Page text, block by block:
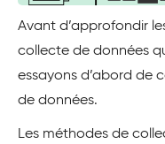
Avant d’approfondir
collecte de données
essayons d’abord de
de données.
Les méthodes de